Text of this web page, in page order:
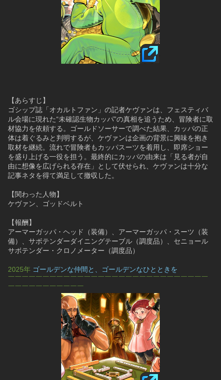
【あらすじ】
ゴシップ誌「オカルトファン」の記者ケヴァンは、フェスティバ
ル会場に現れた“未確認生物カッパ”の真相を追うため、冒険者に取
材協力を依頼する。ゴールドソーサーで調べた結果、カッパの正
体は着ぐるみと判明するが、ケヴァンは企画の背景に興味を抱き
取材を継続。流れで冒険者もカッパスーツを着用し、即席ショー
を盛り上げる一役を担う。最終的にカッパの由来は「見る者が自
由に想像を広げられる存在」として伏せられ、ケヴァンは十分な
記事ネタを得て満足して撤収した。
【関わった人物】
ケヴァン、ゴッドベルト
【報酬】
アーマーガッパ・ヘッド（装備）、アーマーガッパ・スーツ（装
備）、サボテンダーダイニングテーブル（調度品）、セニョール
サボテンダー・クロノメーター（調度品）
2025年 ゴールデンな仲間と、ゴールデンなひとときを
￣￣￣￣￣￣￣￣￣￣￣￣￣￣￣￣￣￣￣￣￣￣￣￣￣￣￣￣￣
￣￣￣￣￣￣￣￣￣￣￣